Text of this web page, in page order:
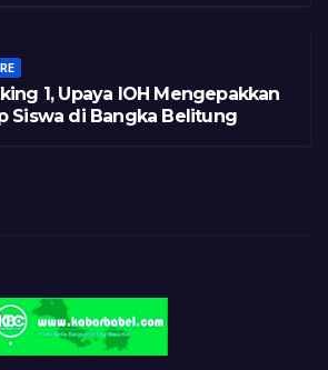
1, Upaya IOH Mengepakkan
Siswa di Bangka Belitung